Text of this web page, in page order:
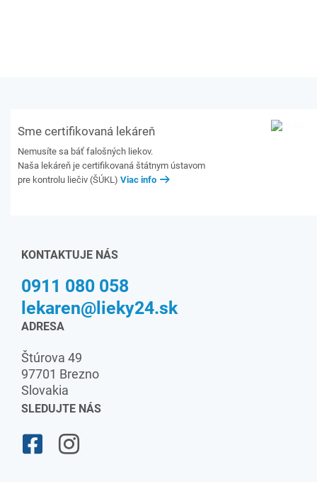
Sme certifikovaná lekáreň
Nemusíte sa báť falošných liekov.
Naša lekáreň je certifikovaná štátnym ústavom
pre kontrolu liečiv (ŠÚKL) Viac info
KONTAKTUJE NÁS
0911 080 058
lekaren@lieky24.sk
ADRESA
Štúrova 49
97701 Brezno
Slovakia
SLEDUJTE NÁS